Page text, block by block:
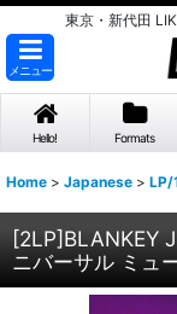
東京・新代田
メニュー
Hello! Formats
Home > Japanese > LP/
[2LP]BLANKEY
ニバーサル ミュ